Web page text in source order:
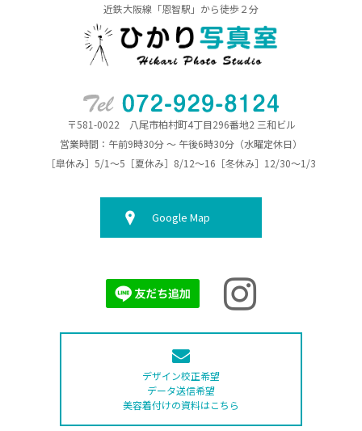
近鉄大阪線「恩智駅」から徒歩２分
〒581-0022 八尾市柏村町4丁目296番地2 三和ビル
営業時間：午前9時30分 ～ 午後6時30分（水曜定休日）
［皐休み］5/1～5［夏休み］8/12～16［冬休み］12/30～1/3
Google Map
デザイン校正希望
データ送信希望
美容着付けの資料はこちら